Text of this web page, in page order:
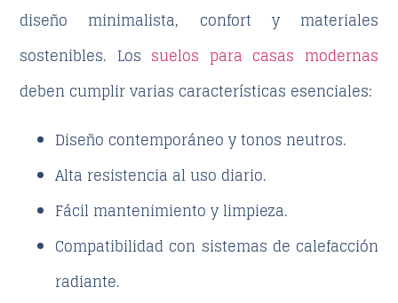
diseño minimalista, confort y materiales
sostenibles. Los suelos para casas modernas
deben cumplir varias características esenciales:
Diseño contemporáneo y tonos neutros.
Alta resistencia al uso diario.
Fácil mantenimiento y limpieza.
Compatibilidad con sistemas de calefacción
radiante.